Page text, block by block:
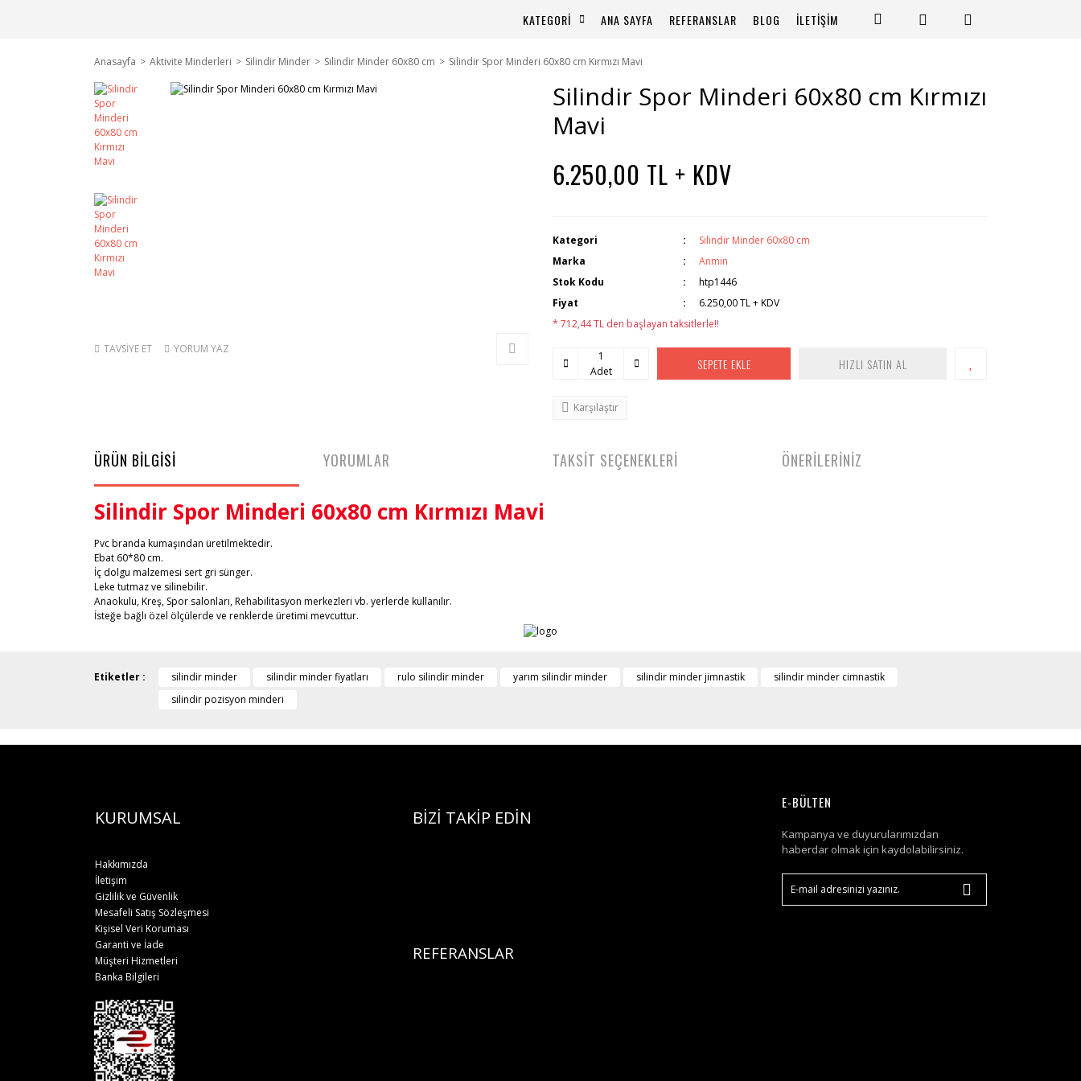
KATEGORİ ANA SAYFA REFERANSLAR BLOG İLETİŞİM
Anasayfa Aktivite Minderleri Silindir Minder Silindir Minder 60x80 cm Silindir Spor Minderi 60x80 cm Kırmızı Mavi
TAVSİYE ET YORUM YAZ
Silindir Spor Minderi 60x80 cm Kırmızı
Mavi
6.250,00 TL + KDV
Kategori
Silindir Minder 60x80 cm
Marka
Anmin
Stok Kodu
htp1446
Fiyat
6.250,00 TL + KDV
* 712,44 TL den başlayan taksitlerle!!
Adet SEPETE EKLE HIZLI SATIN AL
Karşılaştır
ÜRÜN BİLGİSİ
Silindir Spor Minderi 60x80 cm Kırmızı Mavi
Pvc branda kumaşından üretilmektedir.
Ebat 60*80 cm.
İç dolgu malzemesi sert gri sünger.
Leke tutmaz ve silinebilir.
Anaokulu, Kreş, Spor salonları, Rehabilitasyon merkezleri vb. yerlerde kullanılır.
İsteğe bağlı özel ölçülerde ve renklerde üretimi mevcuttur.
YORUMLAR TAKSİT SEÇENEKLERİ ÖNERİLERİNİZ
Etiketler : silindir minder silindir minder fiyatları rulo silindir minder yarım silindir minder silindir minder jimnastik
silindir minder cimnastik
silindir pozisyon minderi
KURUMSAL BİZİ TAKİP EDİN
Hakkımızda
İletişim
Gizlilik ve Güvenlik
Mesafeli Satış Sözleşmesi
Kişisel Veri Koruması
REFERANSLAR
Garanti ve İade
Müşteri Hizmetleri
Banka Bilgileri
E-BÜLTEN
Kampanya ve duyurularımızdan
haberdar olmak için kaydolabilirsiniz.